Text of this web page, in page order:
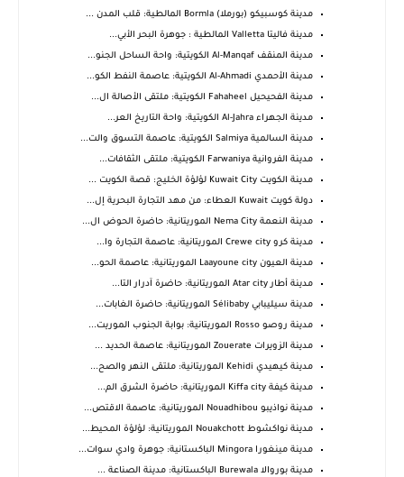
مدينة كوسبيكو (بورملا) Bormla المالطية: قلب المدن ...
مدينة فاليتا Valletta المالطية : جوهرة البحر الأبي...
مدينة المنقف Al-Manqaf الكويتية: واحة الساحل الجنو...
مدينة الأحمدي Al-Ahmadi الكويتية: عاصمة النفط الكو...
مدينة الفحيحيل Fahaheel الكويتية: ملتقى الأصالة ال...
مدينة الجهراء Al-Jahra الكويتية: واحة التاريخ العر...
مدينة السالمية Salmiya الكويتية: عاصمة التسوق والت...
مدينة الفروانية Farwaniya الكويتية: ملتقى الثقافات...
مدينة الكويت Kuwait City لؤلؤة الخليج: قصة الكويت ...
دولة كويت Kuwait العطاء: من مهد التجارة البحرية إل...
مدينة النعمة Nema City الموريتانية: حاضرة الحوض ال...
مدينة كرو Crewe city الموريتانية: عاصمة التجارة وا...
مدينة العيون Laayoune city الموريتانية: عاصمة الحو...
مدينة أطار Atar city الموريتانية: حاضرة آدرار التا...
مدينة سيليبابي Sélibaby الموريتانية: حاضرة الغابات...
مدينة روصو Rosso الموريتانية: بوابة الجنوب الموريت...
مدينة الزويرات Zouerate الموريتانية: عاصمة الحديد ...
مدينة كيهيدي Kehidi الموريتانية: ملتقى النهر والصح...
مدينة كيفة Kiffa city الموريتانية: حاضرة الشرق الم...
مدينة نواذيبو Nouadhibou الموريتانية: عاصمة الاقتص...
مدينة نواكشوط Nouakchott الموريتانية: لؤلؤة المحيط...
مدينة مينغورا Mingora الباكستانية: جوهرة وادي سوات...
مدينة بوروالا Burewala الباكستانية: مدينة الصناعة ...